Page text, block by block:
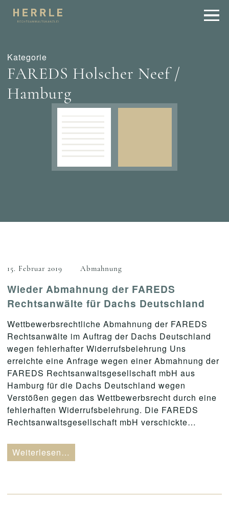
Kategorie
FAREDS Holscher Neef /
Hamburg
15. Februar 2019 Abmahnung
Wieder Abmahnung der FAREDS
Rechtsanwälte für Dachs Deutschland
Wettbewerbsrechtliche Abmahnung der FAREDS
Rechtsanwälte im Auftrag der Dachs Deutschland
wegen fehlerhafter Widerrufsbelehrung Uns
erreichte eine Anfrage wegen einer Abmahnung der
FAREDS Rechtsanwaltsgesellschaft mbH aus
Hamburg für die Dachs Deutschland wegen
Verstößen gegen das Wettbewerbsrecht durch eine
fehlerhaften Widerrufsbelehrung. Die FAREDS
Rechtsanwaltsgesellschaft mbH verschickte…
Weiterlesen…